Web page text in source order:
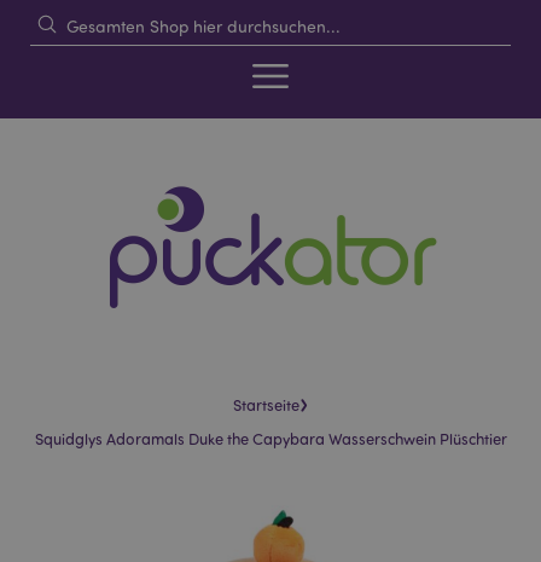
Startseite›
Squidglys Adoramals Duke the Capybara Wasserschwein Plüschtier